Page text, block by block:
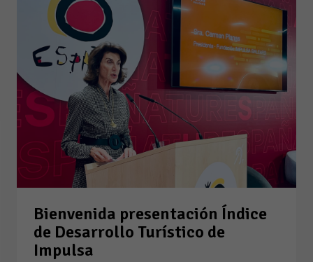
Bienvenida presentación Índice
de Desarrollo Turístico de
Impulsa